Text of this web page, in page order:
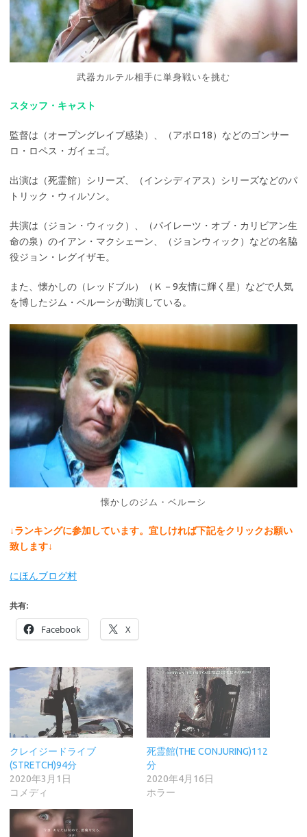
武器カルテル相手に単身戦いを挑む
スタッフ・キャスト
監督は（オープングレイブ感染）、（アポロ18）などのゴンサー
ロ・ロペス・ガイェゴ。
出演は（死霊館）シリーズ、（インシディアス）シリーズなどのパ
トリック・ウィルソン。
共演は（ジョン・ウィック）、（パイレーツ・オブ・カリビアン生
命の泉）のイアン・マクシェーン、（ジョンウィック）などの名脇
役ジョン・レグイザモ。
また、懐かしの（レッドブル）（Ｋ－9友情に輝く星）などで人気
を博したジム・ベルーシが助演している。
懐かしのジム・ベルーシ
↓ランキングに参加しています。宜しければ下記をクリックお願い
致します↓
にほんブログ村
共有:
Facebook X
クレイジードライブ
(STRETCH)94分
2020年3月1日
コメディ
死霊館(THE CONJURING)112
分
2020年4月16日
ホラー